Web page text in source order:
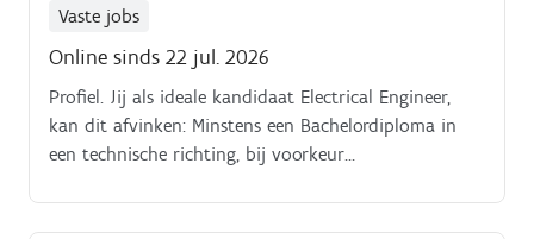
Vaste jobs
Online sinds 22 jul. 2026
Profiel. Jij als ideale kandidaat Electrical Engineer,
kan dit afvinken: Minstens een Bachelordiploma in
een technische richting, bij voorkeur
functie;Ervaring met het uittekenen en lezen van